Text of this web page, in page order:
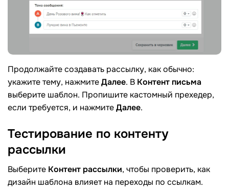
Продолжайте создавать рассылку, как обычно:
укажите тему, нажмитеДалее. В Контент письма
выберите шаблон. Пропишите кастомный прехедер,
если требуется, и нажмитеДалее.
Тестирование по контенту
рассылки
Выберите Контент рассылки, чтобы проверить, как
дизайн шаблона влияет на переходы по ссылкам.